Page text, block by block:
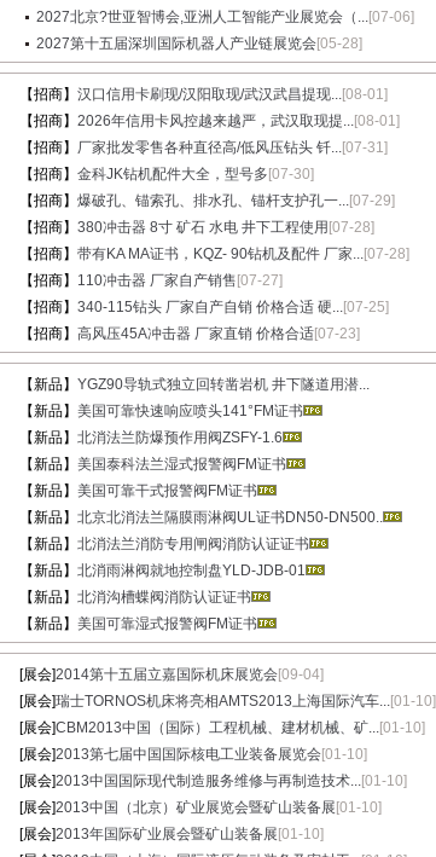
2027北京?世亚智博会,亚洲人工智能产业展览会（...[07-06]
2027第十五届深圳国际机器人产业链展览会[05-28]
【招商】 汉口信用卡刷现/汉阳取现/武汉武昌提现...[08-01]
【招商】 2026年信用卡风控越来越严，武汉取现提...[08-01]
【招商】 厂家批发零售各种直径高/低风压钻头 钎...[07-31]
【招商】 金科JK钻机配件大全，型号多 [07-30]
【招商】 爆破孔、锚索孔、排水孔、锚杆支护孔一...[07-29]
【招商】 380冲击器 8寸 矿石 水电 井下工程使用 [07-28]
【招商】 带有KA MA证书，KQZ- 90钻机及配件 厂家...[07-28]
【招商】 110冲击器 厂家自产销售 [07-27]
【招商】 340-115钻头 厂家自产自销 价格合适 硬...[07-25]
【招商】 高风压45A冲击器 厂家直销 价格合适[07-23]
【新品】 YGZ90导轨式独立回转凿岩机 井下隧道用潜...
【新品】 美国可靠快速响应喷头141°FM证书
【新品】 北消法兰防爆预作用阀ZSFY-1.6
【新品】 美国泰科法兰湿式报警阀FM证书
【新品】 美国可靠干式报警阀FM证书
【新品】 北京北消法兰隔膜雨淋阀UL证书DN50-DN500..
【新品】 北消法兰消防专用闸阀消防认证证书
【新品】 北消雨淋阀就地控制盘YLD-JDB-01
【新品】 北消沟槽蝶阀消防认证证书
【新品】 美国可靠湿式报警阀FM证书
[展会]2014第十五届立嘉国际机床展览会[09-04]
[展会]瑞士TORNOS机床将亮相AMTS2013上海国际汽车...[01-10]
[展会]CBM2013中国（国际）工程机械、建材机械、矿...[01-10]
[展会]2013第七届中国国际核电工业装备展览会[01-10]
[展会]2013中国国际现代制造服务维修与再制造技术...[01-10]
[展会]2013中国（北京）矿业展览会暨矿山装备展 [01-10]
[展会]2013年国际矿业展会暨矿山装备展 [01-10]